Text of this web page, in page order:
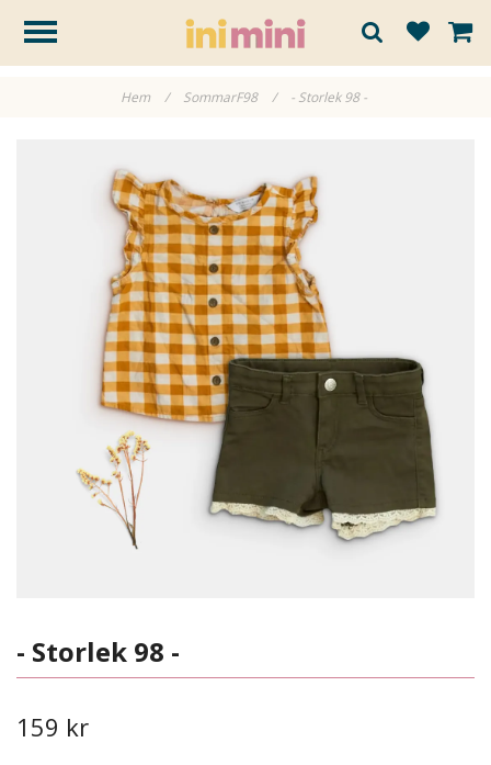
Hem / SommarF98 / - Storlek 98 -
- Storlek 98 -
159 kr